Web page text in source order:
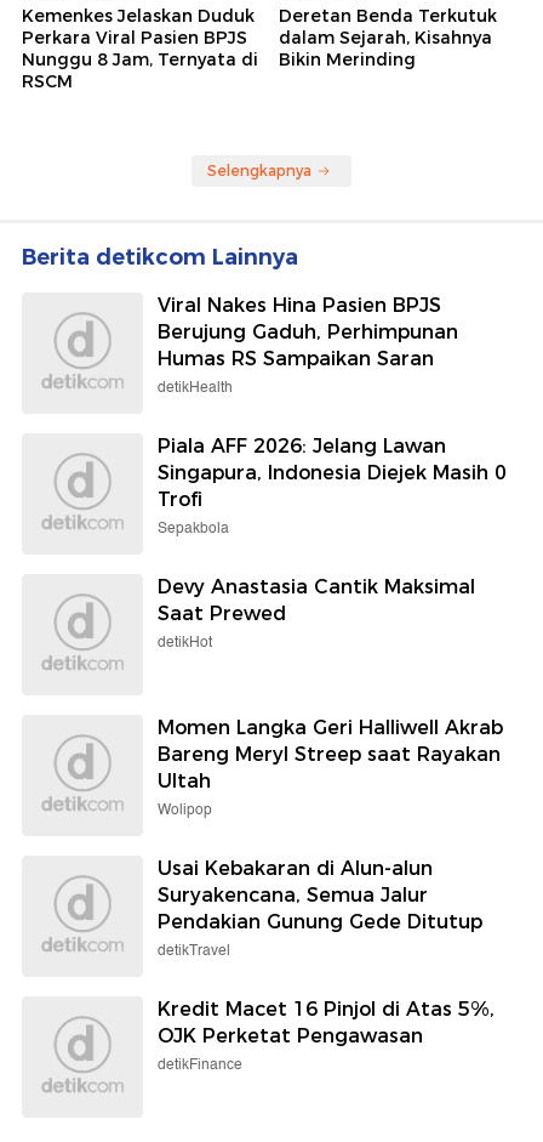
Kemenkes Jelaskan Duduk
Perkara Viral Pasien BPJS
Nunggu 8 Jam, Ternyata di
RSCM
Deretan Benda Terkutuk
dalam Sejarah, Kisahnya
Bikin Merinding
Selengkapnya
Berita detikcom Lainnya
Viral Nakes Hina Pasien BPJS
Berujung Gaduh, Perhimpunan
Humas RS Sampaikan Saran
detikHealth
Piala AFF 2026: Jelang Lawan
Singapura, Indonesia Diejek Masih 0
Trofi
Sepakbola
Devy Anastasia Cantik Maksimal
Saat Prewed
detikHot
Momen Langka Geri Halliwell Akrab
Bareng Meryl Streep saat Rayakan
Ultah
Wolipop
Usai Kebakaran di Alun-alun
Suryakencana, Semua Jalur
Pendakian Gunung Gede Ditutup
detikTravel
Kredit Macet 16 Pinjol di Atas 5%,
OJK Perketat Pengawasan
detikFinance